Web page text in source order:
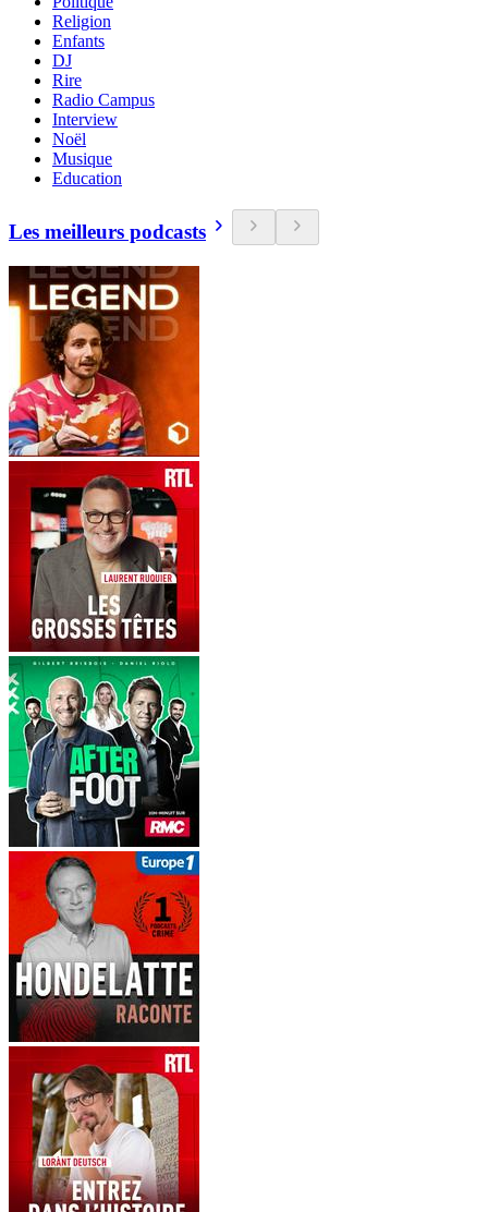
Religion
Enfants
DJ
Rire
Radio Campus
Interview
Noël
Musique
Education
Les meilleurs podcasts